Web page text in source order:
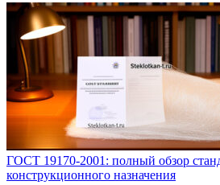
ГОСТ 19170-2001: полный обзор
конструкционного назначения